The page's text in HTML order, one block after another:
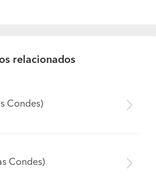
relacionados
Condes)
Condes)